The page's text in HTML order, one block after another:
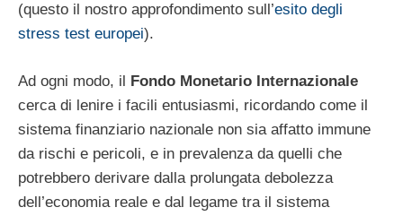
(questo il nostro approfondimento sull’esito degli
stress test europei).
Ad ogni modo, il Fondo Monetario Internazionale
cerca di lenire i facili entusiasmi, ricordando come il
sistema finanziario nazionale non sia affatto immune
da rischi e pericoli, e in prevalenza da quelli che
potrebbero derivare dalla prolungata debolezza
dell’economia reale e dal legame tra il sistema